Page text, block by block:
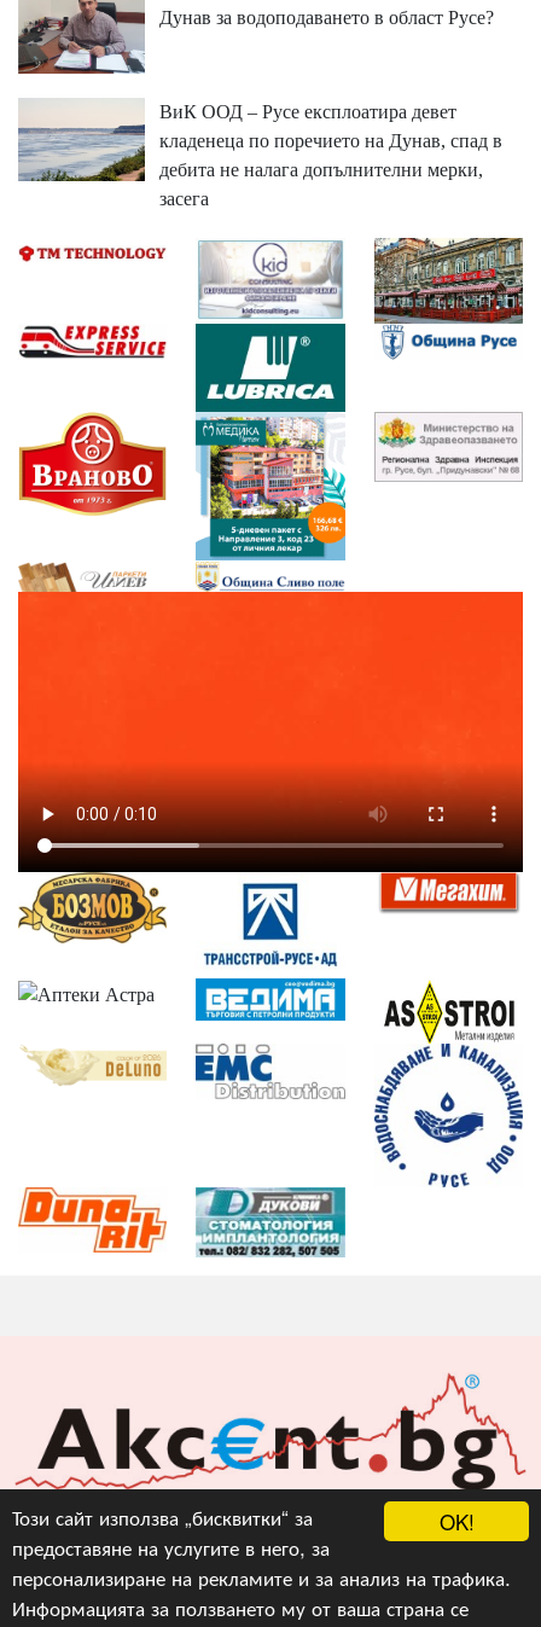
OK!
Този сайт използва „бисквитки“ за
предоставяне на услугите в него, за
персонализиране на рекламите и за анализ на трафика.
Информацията за ползването му от ваша страна се
Дунав за водоподаването в област Русе?
ВиК ООД – Русе експлоатира девет
кладенеца по поречието на Дунав, спад в
дебита не налага допълнителни мерки,
засега
Акцент БГ ЕООД
info@akcent.bg
Facebook